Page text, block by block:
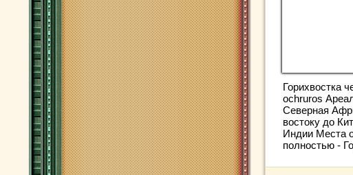
Горихвостка
ochruros
Северная
востоку до
Индии Места
полностью -